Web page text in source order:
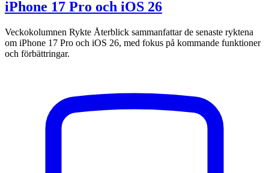
iPhone 17 Pro och iOS 26
Veckokolumnen Rykte Återblick sammanfattar de senaste ryktena
om iPhone 17 Pro och iOS 26, med fokus på kommande funktioner
och förbättringar.